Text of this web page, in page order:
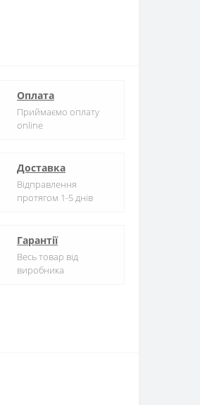
Оплата
Приймаємо оплату
online
Доставка
Відправлення
протягом 1-5 днів
Гарантії
Весь товар від
виробника